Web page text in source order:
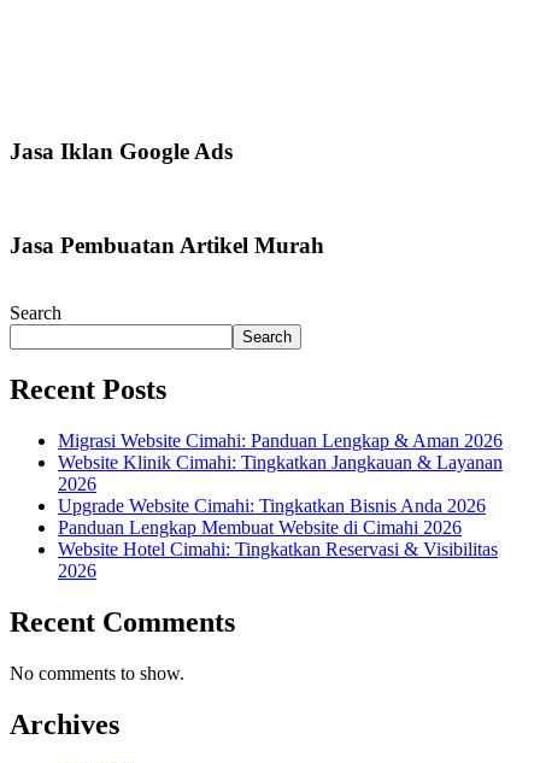
Jasa Iklan Google Ads
Jasa Pembuatan Artikel Murah
Search
Search
Recent Posts
Migrasi Website Cimahi: Panduan Lengkap & Aman 2026
Website Klinik Cimahi: Tingkatkan Jangkauan & Layanan
2026
Upgrade Website Cimahi: Tingkatkan Bisnis Anda 2026
Panduan Lengkap Membuat Website di Cimahi 2026
Website Hotel Cimahi: Tingkatkan Reservasi & Visibilitas
2026
Recent Comments
No comments to show.
Archives